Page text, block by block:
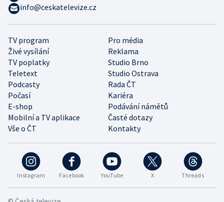
Instagram Facebook YouTube X Threads
TV program
Pro média
Živé vysílání
Reklama
TV poplatky
Studio Brno
Teletext
Studio Ostrava
Podcasty
Rada ČT
Počasí
Kariéra
E-shop
Podávání námětů
Mobilní a TV aplikace
Časté dotazy
Vše o ČT
Kontakty
info@ceskatelevize.cz